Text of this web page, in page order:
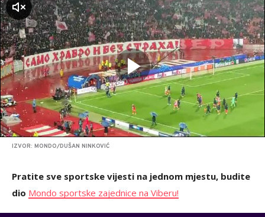
IZVOR: MONDO/DUŠAN NINKOVIĆ
Pratite sve sportske vijesti na jednom mjestu, budite
dio Mondo sportske zajednice na Viberu!